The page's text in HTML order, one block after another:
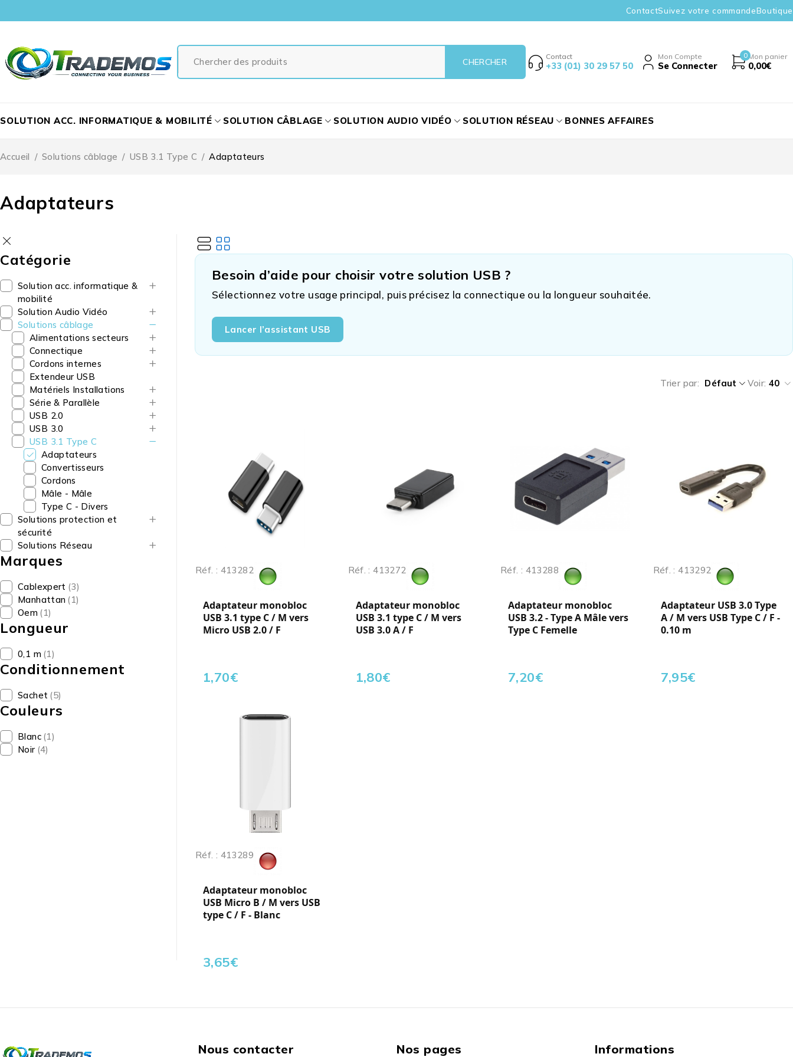
ContactSuivez votre commandeBoutique
Contact
+33 (01) 30 29 57 50
Mon Compte
Se Connecter
0 Mon panier
0,00€
SOLUTION ACC. INFORMATIQUE & MOBILITÉ SOLUTION CÂBLAGE SOLUTION AUDIO VIDÉO SOLUTION RÉSEAU BONNES AFFAIRES
Adaptateurs
Accueil / Solutions câblage / USB 3.1 Type C / Adaptateurs
Catégorie
Solution acc. informatique &
mobilité
Solution Audio Vidéo
Solutions câblage
Alimentations secteurs
Connectique
Cordons internes
Extendeur USB
Matériels Installations
Série & Parallèle
USB 2.0
USB 3.0
USB 3.1 Type C
Adaptateurs
Convertisseurs
Cordons
Mâle - Mâle
Type C - Divers
Solutions protection et
sécurité
Solutions Réseau
Marques
Cablexpert (3)
Manhattan (1)
Oem (1)
Longueur
0,1 m (1)
Conditionnement
Sachet (5)
Couleurs
Blanc (1)
Noir (4)
Besoin d’aide pour choisir votre solution USB ?
Sélectionnez votre usage principal, puis précisez la connectique ou la longueur souhaitée.
Lancer l’assistant USB
Trier par Défaut Voir: 40
Réf. : 413282
Adaptateur monobloc
USB 3.1 type C / M vers
Micro USB 2.0 / F
1,70€
Réf. : 413272
Adaptateur monobloc
USB 3.1 type C / M vers
USB 3.0 A / F
1,80€
Réf. : 413288
Adaptateur monobloc
USB 3.2 - Type A Mâle vers
Type C Femelle
7,20€
Réf. : 413292
Adaptateur USB 3.0 Type
A / M vers USB Type C / F -
0.10 m
7,95€
Réf. : 413289
Adaptateur monobloc
USB Micro B / M vers USB
type C / F - Blanc
3,65€
Nous contacter Nos pages Informations